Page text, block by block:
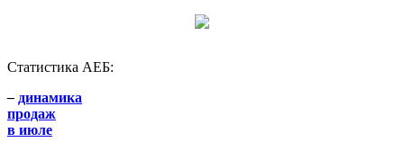
Статистика АЕБ:
– динамика
продаж
в июле